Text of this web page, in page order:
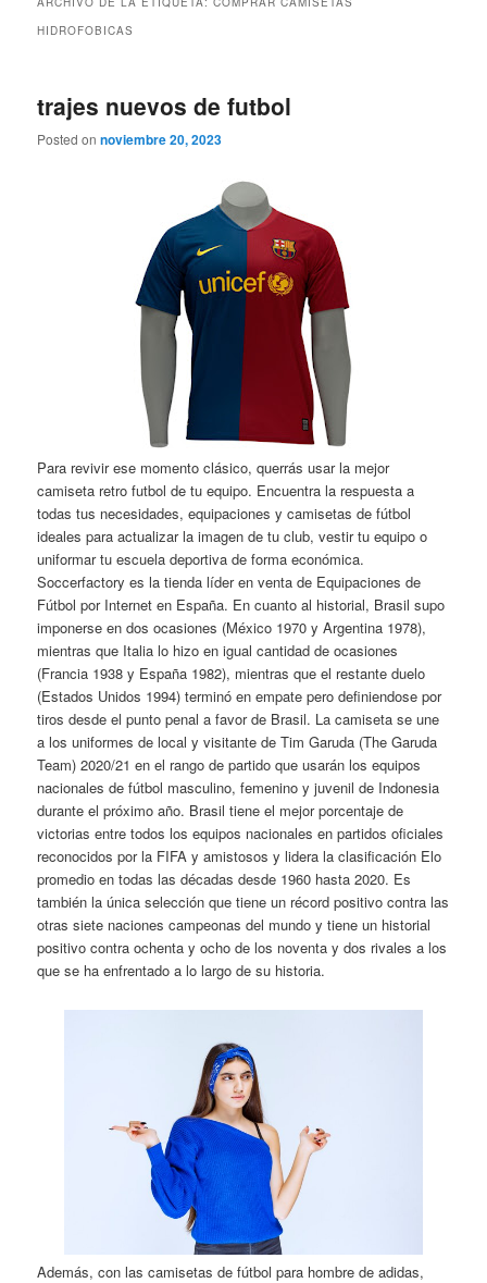
HIDROFOBICAS
trajes nuevos de futbol
Posted onnoviembre 20, 2023
Para revivir ese momento clásico, querrás usar la mejor
camiseta retro futbol de tu equipo. Encuentra la respuesta a
todas tus necesidades, equipaciones y camisetas de fútbol
ideales para actualizar la imagen de tu club, vestir tu equipo o
uniformar tu escuela deportiva de forma económica.
Soccerfactory es la tienda líder en venta de Equipaciones de
Fútbol por Internet en España. En cuanto al historial, Brasil supo
imponerse en dos ocasiones (México 1970 y Argentina 1978),
mientras que Italia lo hizo en igual cantidad de ocasiones
(Francia 1938 y España 1982), mientras que el restante duelo
(Estados Unidos 1994) terminó en empate pero definiendose por
tiros desde el punto penal a favor de Brasil. La camiseta se une
a los uniformes de local y visitante de Tim Garuda (The Garuda
Team) 2020/21 en el rango de partido que usarán los equipos
nacionales de fútbol masculino, femenino y juvenil de Indonesia
durante el próximo año. Brasil tiene el mejor porcentaje de
victorias entre todos los equipos nacionales en partidos oficiales
reconocidos por la FIFA y amistosos y lidera la clasificación Elo
promedio en todas las décadas desde 1960 hasta 2020. Es
también la única selección que tiene un récord positivo contra las
otras siete naciones campeonas del mundo y tiene un historial
positivo contra ochenta y ocho de los noventa y dos rivales a los
que se ha enfrentado a lo largo de su historia.
Además, con las camisetas de fútbol para hombre de adidas,